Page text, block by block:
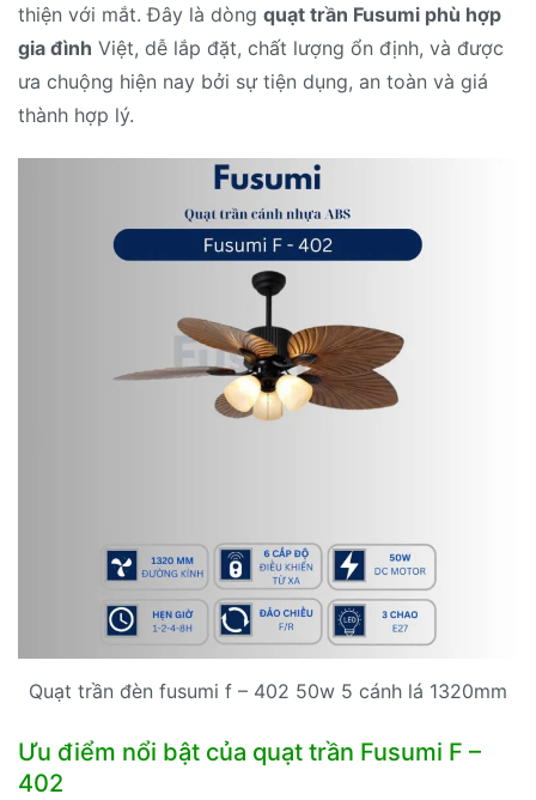
thiện với mắt. Đây là dòng quạt trần Fusumi phù hợp
gia đình Việt, dễ lắp đặt, chất lượng ổn định, và được
ưa chuộng hiện nay bởi sự tiện dụng, an toàn và giá
thành hợp lý.
Quạt trần đèn fusumi f – 402 50w 5 cánh lá 1320mm
Ưu điểm nổi bật của quạt trần Fusumi F –
402